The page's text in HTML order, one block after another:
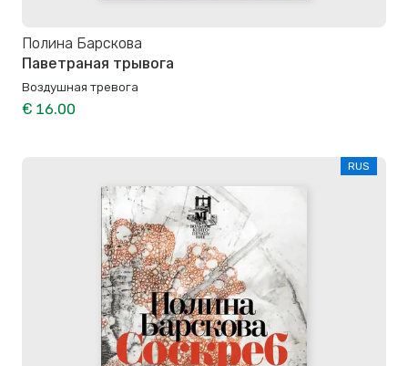
Полина Барскова
Паветраная трывога
Воздушная тревога
€ 16.00
RUS